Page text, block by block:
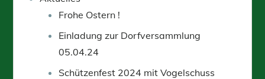
Frohe Ostern !
Einladung zur Dorfversammlung
05.04.24
Schützenfest 2024 mit Vogelschuss